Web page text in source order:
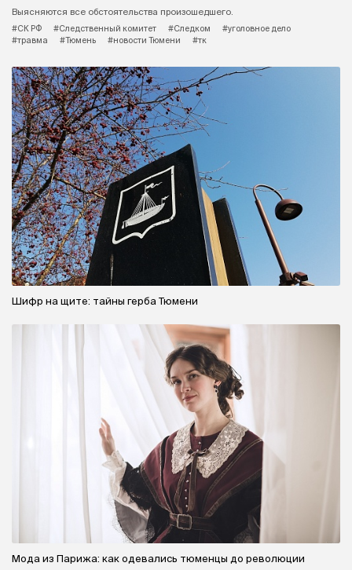
Выясняются все обстоятельства произошедшего.
#СК РФ
#Следственный комитет #Следком
#уголовное дело
#травма
#Тюмень #новости Тюмени #тк
Шифр на щите: тайны герба Тюмени
Мода из Парижа: как одевались тюменцы до революции